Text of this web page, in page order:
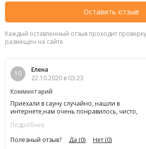
Оставить отзыв
Каждый оставленный отзыв проходит
размещен на сайте.
10
Елена
22.10.2020 в 03:23
Комментарий
Приехали в сауну случайно, нашли в
интернете,нам очень понравилось, чисто,
вежливый, советую посетить это место!
Подробнее
Полезный отзыв?
Да (0) Нет (0)